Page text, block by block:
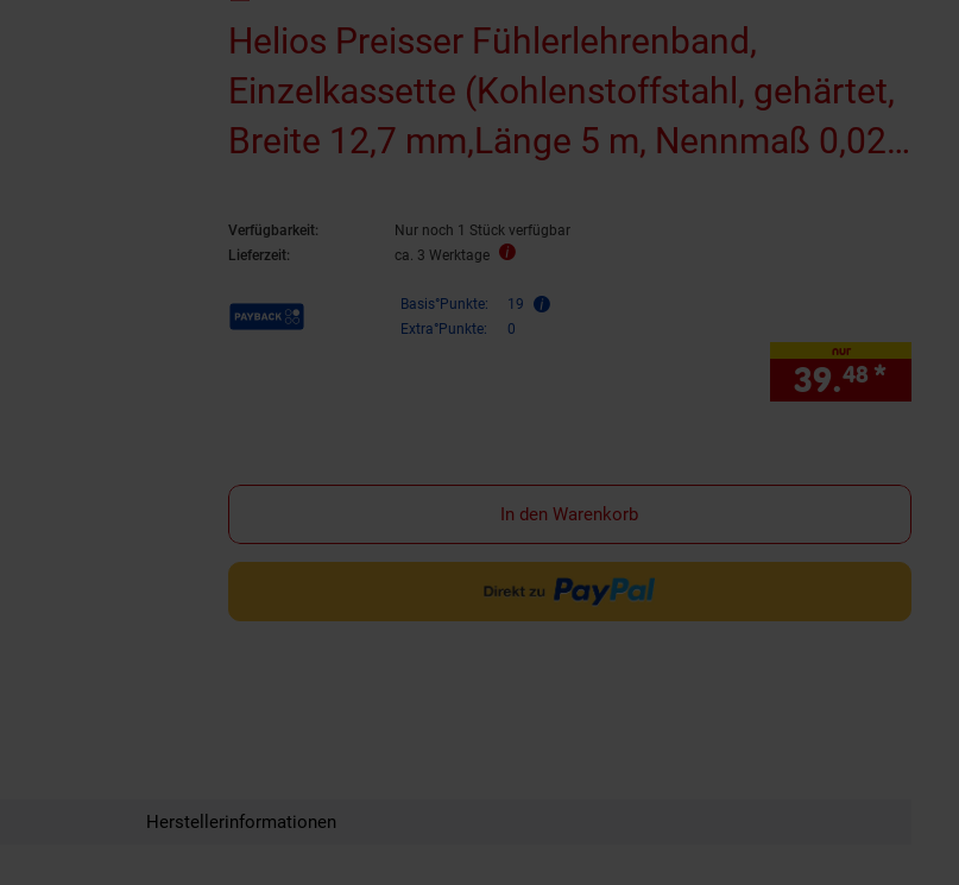
Helios Preisser Fühlerlehrenband,
Einzelkassette (Kohlenstoffstahl, gehärtet,
Breite 12,7 mm,Länge 5 m, Nennmaß 0,02
Verfügbarkeit:
Nur noch 1 Stück verfügbar
Lieferzeit:
ca. 3 Werktage
Payback Punkte Basis°Punkte:
19
Extra°Punkte:
0
nur
39.48 *
In den Warenkorb
Herstellerinformationen